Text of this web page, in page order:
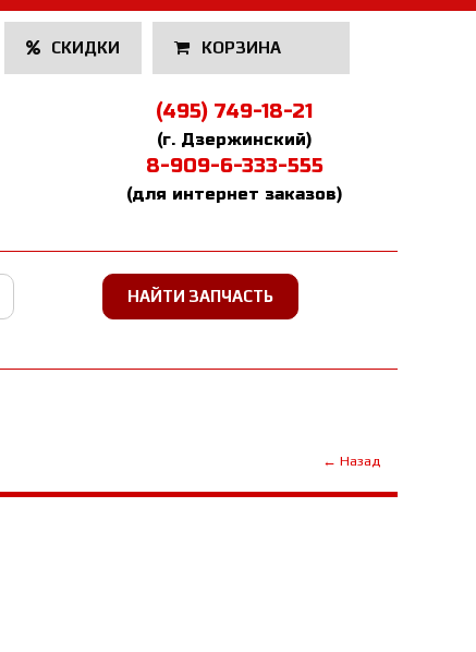
СКИДКИ КОРЗИНА
(495) 749-18-21
(г. Дзержинский)
8-909-6-333-555
(для интернет заказов)
← Назад